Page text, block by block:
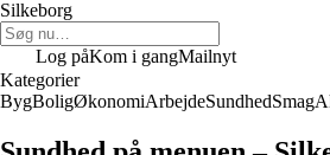
Silkeborg
Log påKom i gangMailnyt
Kategorier
BygBoligØkonomiArbejdeSundhedSmag